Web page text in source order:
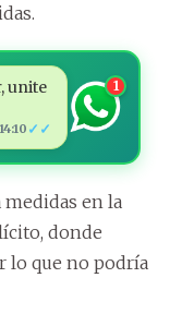
unite
14:10 ✓✓
1
en la
donde
lo que no podría